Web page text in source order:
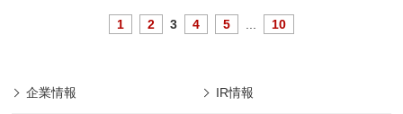
1 2 3 4 5 10
企業情報 IR情報